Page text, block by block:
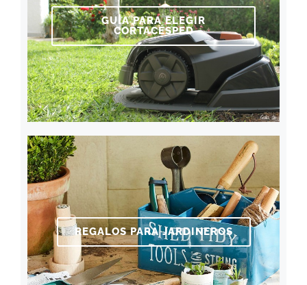
GUÍA PARA ELEGIR
CORTACÉSPED
REGALOS PARA JARDINEROS